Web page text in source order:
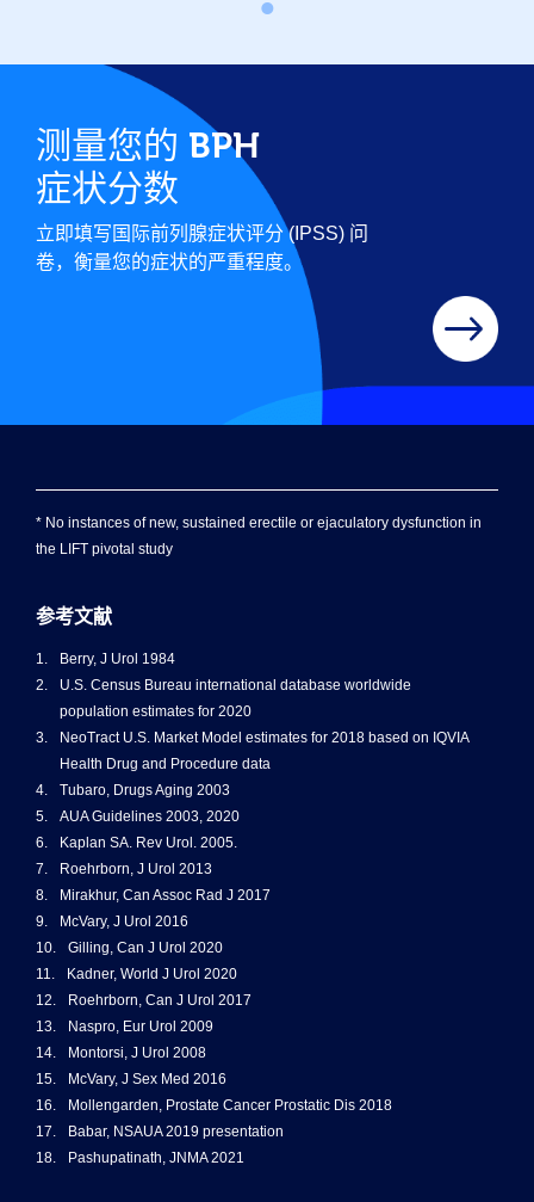
测量您的 BPH
症状分数
立即填写国际前列腺症状评分 (IPSS) 问
卷，衡量您的症状的严重程度。
* No instances of new, sustained erectile or ejaculatory dysfunction in
the LIFT pivotal study
参考文献
1.
Berry, J Urol 1984
2.
U.S. Census Bureau international database worldwide
population estimates for 2020
3.
NeoTract U.S. Market Model estimates for 2018 based on IQVIA
Health Drug and Procedure data
4.
Tubaro, Drugs Aging 2003
5.
AUA Guidelines 2003, 2020
6.
Kaplan SA. Rev Urol. 2005.
7.
Roehrborn, J Urol 2013
8.
Mirakhur, Can Assoc Rad J 2017
9.
McVary, J Urol 2016
10.
Gilling, Can J Urol 2020
11.
Kadner, World J Urol 2020
12.
Roehrborn, Can J Urol 2017
13.
Naspro, Eur Urol 2009
14.
Montorsi, J Urol 2008
15.
McVary, J Sex Med 2016
16.
Mollengarden, Prostate Cancer Prostatic Dis 2018
17.
Babar, NSAUA 2019 presentation
18.
Pashupatinath, JNMA 2021